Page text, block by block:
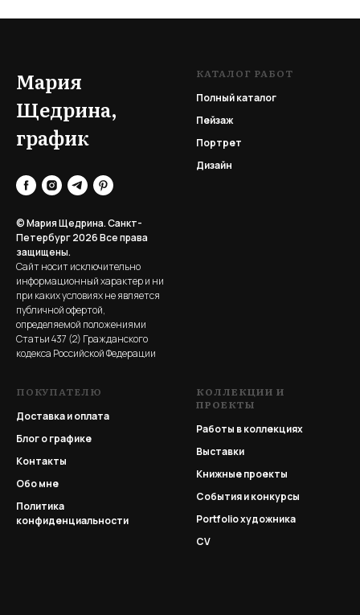
Мария
Щедрина,
график
© Мария Щедрина. Санкт-
Петербург 2026Все права
защищены.
Сайт носит исключительно
информационный характер и ни
при каких условиях не является
публичной офертой,
определяемой положениями
Статьи 437 (2) Гражданского
кодекса Российской Федерации
КАТАЛОГ РАБОТ
Полный каталог
Пейзаж
Портрет
Дизайн
ПОКУПАТЕЛЮ
Доставка и оплата
Блог о графике
Контакты
Обо мне
Политика
конфиденциальности
КОЛЛЕКЦИИ И
ПРОЕКТЫ
Работы в коллекциях
Выставки
Книжные проекты
События и конкурсы
Portfolioхудожника
CV